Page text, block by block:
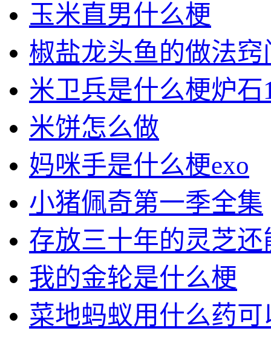
玉米直男什么梗
椒盐龙头鱼的做法窍
米卫兵是什么梗炉石
米饼怎么做
妈咪手是什么梗exo
小猪佩奇第一季全集
存放三十年的灵芝还
我的金轮是什么梗
菜地蚂蚁用什么药可